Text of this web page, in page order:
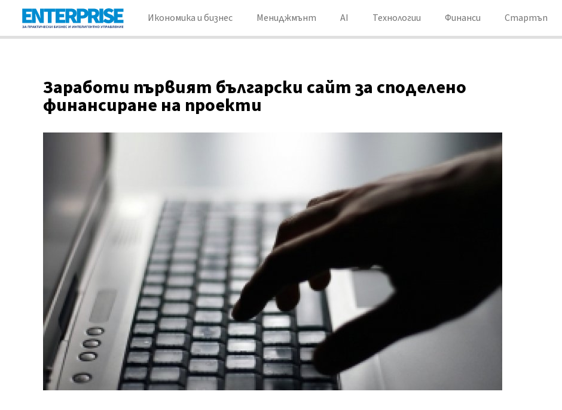
Икономика и бизнес Мениджмънт AI Технологии Финанси Стартъп
Заработи първият български сайт за споделено
финансиране на проекти